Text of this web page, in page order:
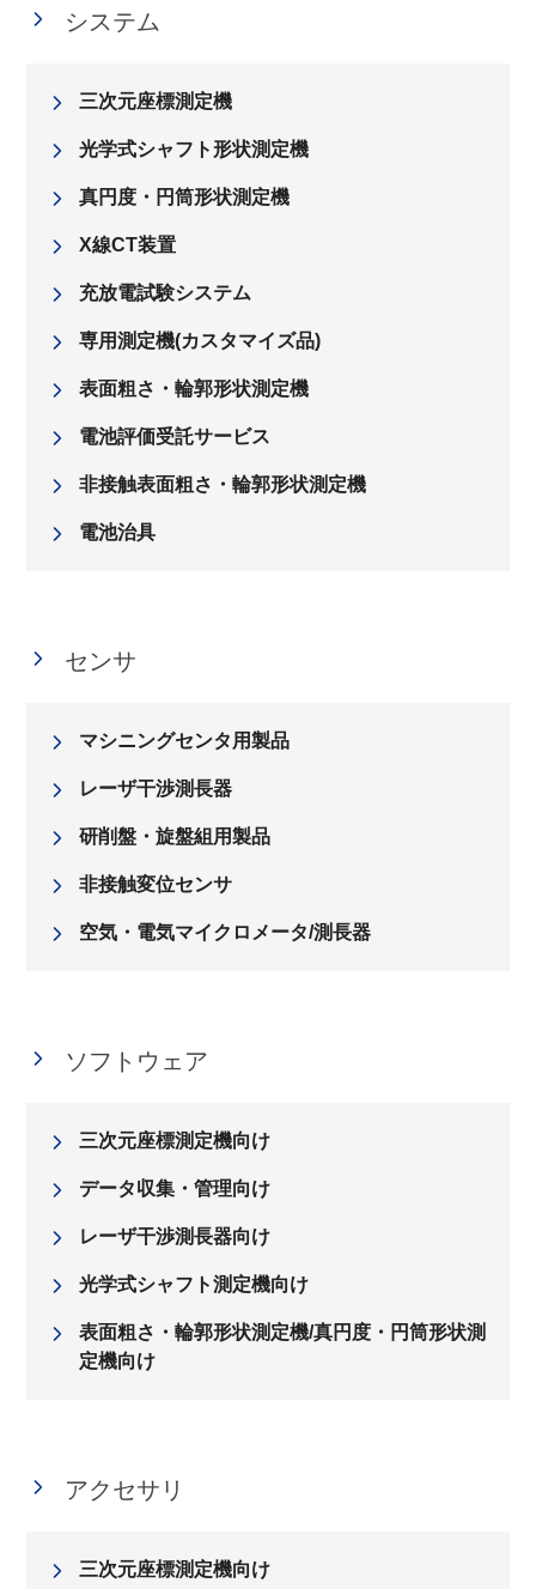
システム
三次元座標測定機
光学式シャフト形状測定機
真円度・円筒形状測定機
X線CT装置
充放電試験システム
専用測定機(カスタマイズ品)
表面粗さ・輪郭形状測定機
電池評価受託サービス
非接触表面粗さ・輪郭形状測定機
電池治具
センサ
マシニングセンタ用製品
レーザ干渉測長器
研削盤・旋盤組用製品
非接触変位センサ
空気・電気マイクロメータ/測長器
ソフトウェア
三次元座標測定機向け
データ収集・管理向け
レーザ干渉測長器向け
光学式シャフト測定機向け
表面粗さ・輪郭形状測定機/真円度・円筒形状測
定機向け
アクセサリ
三次元座標測定機向け